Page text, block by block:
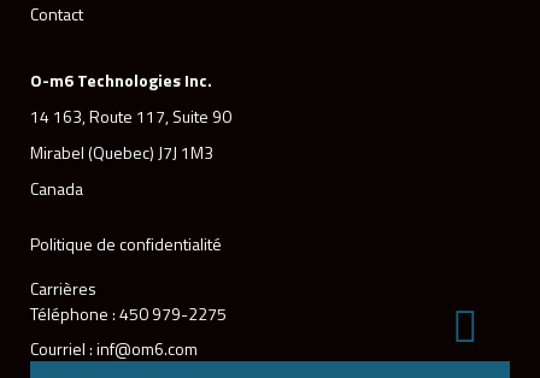
Contact
Politique de confidentialité
Carrières
O-m6 Technologies Inc.
14 163, Route 117, Suite 90
Mirabel (Quebec) J7J 1M3
Canada
Téléphone : 450 979-2275
Courriel : inf@om6.com